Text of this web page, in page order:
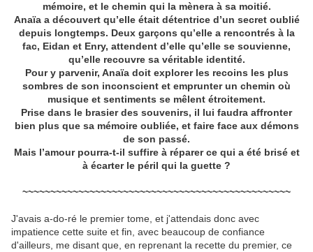
mémoire, et le chemin qui la mènera à sa moitié.
Anaïa a découvert qu’elle était détentrice d’un secret oublié
depuis longtemps. Deux garçons qu’elle a rencontrés à la
fac, Eidan et Enry, attendent d’elle qu’elle se souvienne,
qu’elle recouvre sa véritable identité.
Pour y parvenir, Anaïa doit explorer les recoins les plus
sombres de son inconscient et emprunter un chemin où
musique et sentiments se mêlent étroitement.
Prise dans le brasier des souvenirs, il lui faudra affronter
bien plus que sa mémoire oubliée, et faire face aux démons
de son passé.
Mais l’amour pourra-t-il suffire à réparer ce qui a été brisé et
à écarter le péril qui la guette ?
~~~~~~~~~~~~~~~~~~~~~~~~~~~~~~~~~~~~~~~~~~~~~~~~
J'avais a-do-ré le premier tome, et j'attendais donc avec
impatience cette suite et fin, avec beaucoup de confiance
d'ailleurs, me disant que, en reprenant la recette du premier, ce